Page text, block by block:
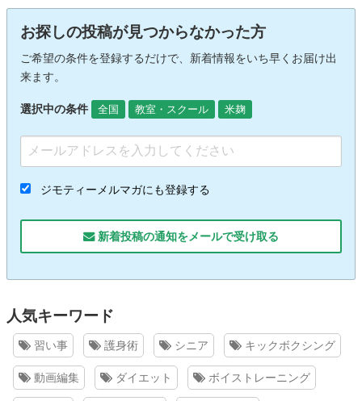
お探しの投稿が見つからなかった方
ご希望の条件を登録するだけで、新着情報をいち早くお届け出
来ます。
選択中の条件 全国 教室・スクール 米麹
ジモティーメルマガにも登録する
新着投稿の通知をメールで受け取る
人気キーワード
習い事 護身術 シニア キックボクシング
動画編集 ダイエット ボイストレーニング